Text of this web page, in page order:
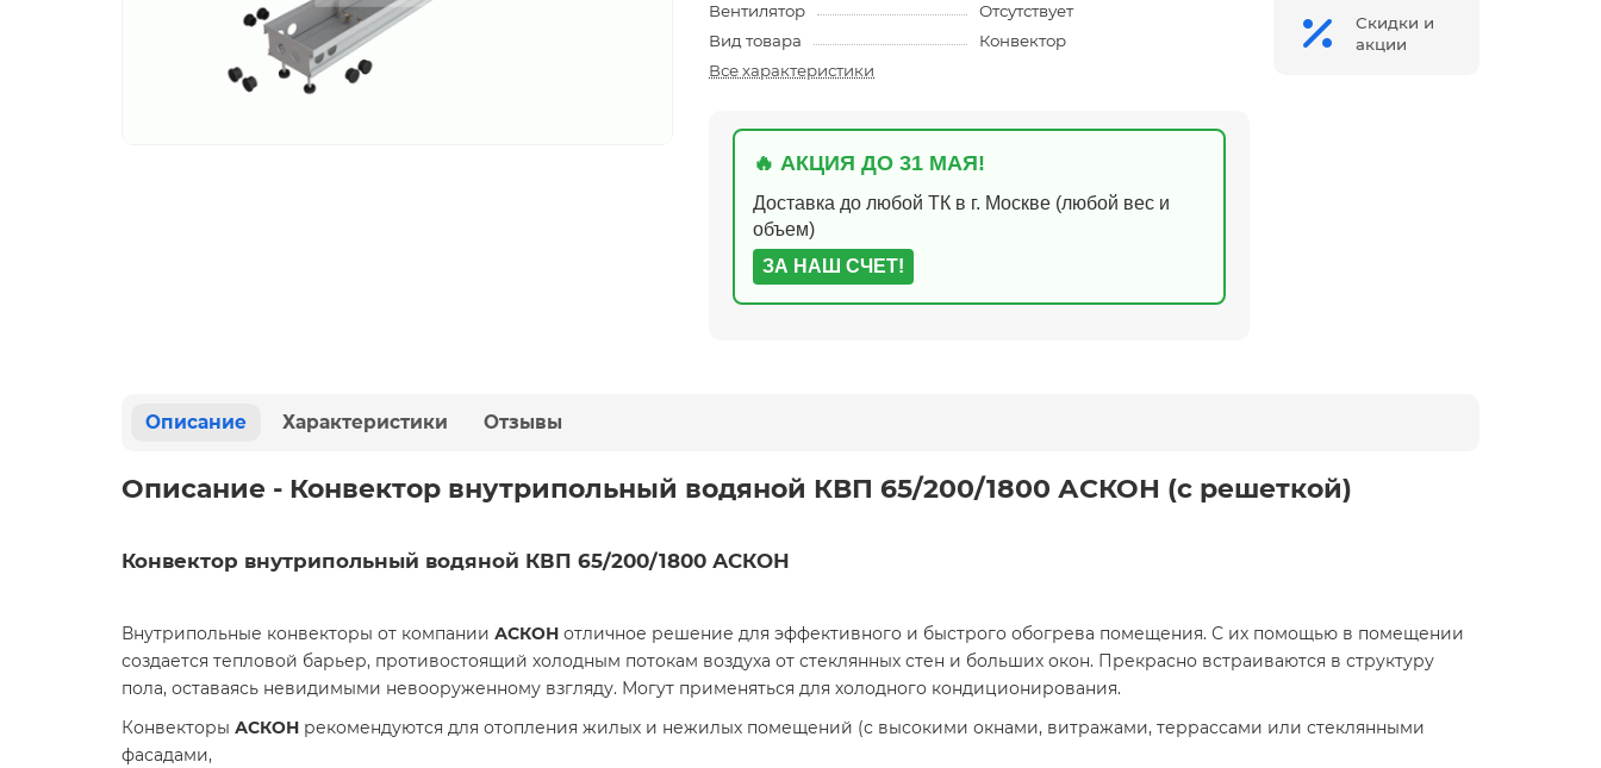
Вентилятор
Отсутствует
Вид товара
Конвектор
Все характеристики
🔥 АКЦИЯ ДО 31 МАЯ!
Доставка до любой ТК в г. Москве (любой вес и
объем)
ЗА НАШ СЧЕТ!
Скидки и
акции
Описание Характеристики Отзывы
Описание - Конвектор внутрипольный водяной КВП 65/200/1800 АСКОН (с решеткой)
Конвектор внутрипольный водяной КВП 65/200/1800 АСКОН
Внутрипольные конвекторы от компании АСКОН отличное решение для эффективного и быстрого обогрева помещения. С их помощью в помещении
создается тепловой барьер, противостоящий холодным потокам воздуха от стеклянных стен и больших окон. Прекрасно встраиваются в структуру
пола, оставаясь невидимыми невооруженному взгляду. Могут применяться для холодного кондиционирования.
Конвекторы АСКОН рекомендуются для отопления жилых и нежилых помещений (с высокими окнами, витражами, террассами или стеклянными
фасадами,